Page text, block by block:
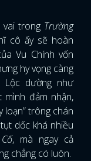
vai trong Trường
cô ấy sẽ hoàn
Vu Chính vốn
hy vọng càng
Lộc dường như
đảm nhận,
loạn” trông chán
dốc khá nhiều
, mà ngay cả
chẳng có luôn.